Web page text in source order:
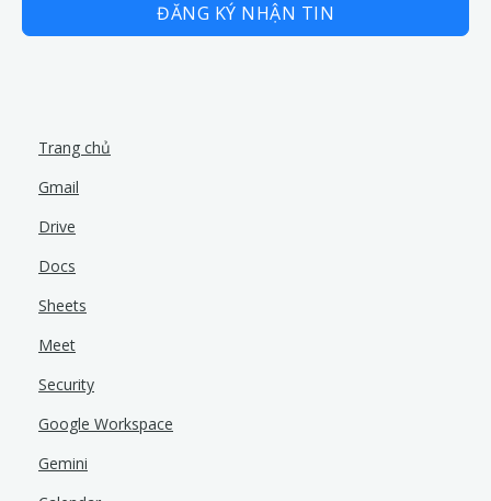
ĐĂNG KÝ NHẬN TIN
Trang chủ
Gmail
Drive
Docs
Sheets
Meet
Security
Google Workspace
Gemini